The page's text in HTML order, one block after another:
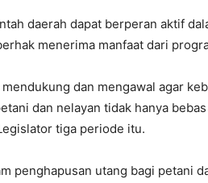
daerah dapat berperan aktif
menerima manfaat dari
mendukung dan mengawal agar
dan nelayan tidak hanya
tiga periode itu.
penghapusan utang bagi petani